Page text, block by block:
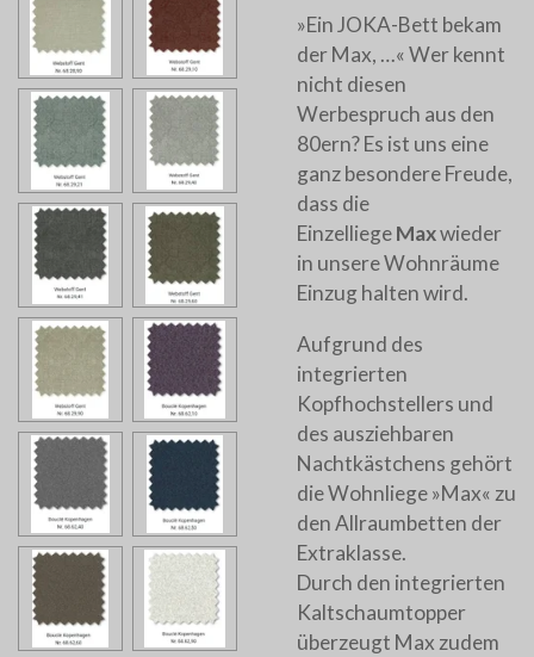
»Ein JOKA-Bett bekam
der Max, …« Wer kennt
nicht diesen
Werbespruch aus den
80ern? Es ist uns eine
ganz besondere Freude,
dass die
EinzelliegeMaxwieder
in unsere Wohnräume
Einzug halten wird.
Aufgrund des
integrierten
Kopfhochstellers und
des ausziehbaren
Nachtkästchens gehört
die Wohnliege »Max« zu
den Allraumbetten der
Extraklasse.
Durch den integrierten
Kaltschaumtopper
überzeugt Max zudem